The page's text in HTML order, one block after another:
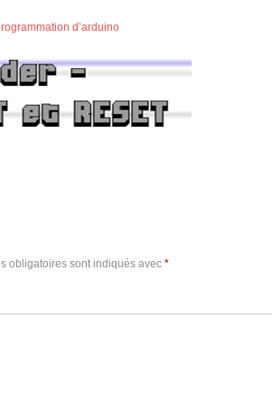
d’arduino
obligatoires sont indiqués avec *